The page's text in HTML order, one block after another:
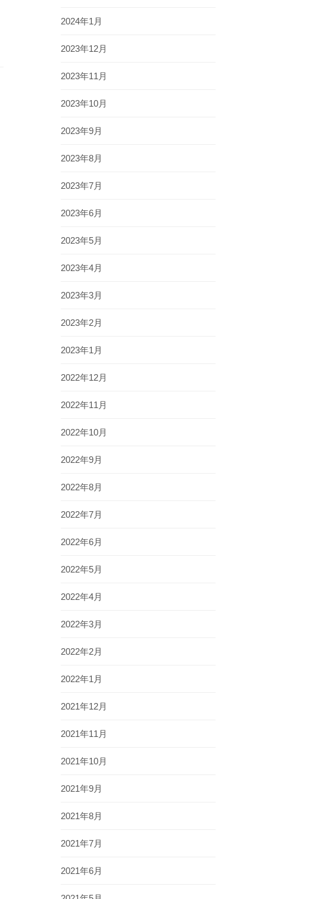
2024年1月
2023年12月
2023年11月
2023年10月
2023年9月
2023年8月
2023年7月
2023年6月
2023年5月
2023年4月
2023年3月
2023年2月
2023年1月
2022年12月
2022年11月
2022年10月
2022年9月
2022年8月
2022年7月
2022年6月
2022年5月
2022年4月
2022年3月
2022年2月
2022年1月
2021年12月
2021年11月
2021年10月
2021年9月
2021年8月
2021年7月
2021年6月